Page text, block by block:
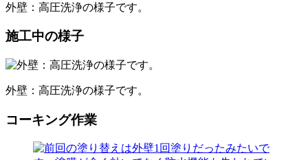
外壁：高圧洗浄の様子です。
施工中の様子
外壁：高圧洗浄の様子です。
コーキング作業